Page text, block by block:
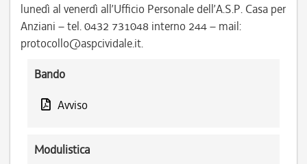
lunedì al venerdì all’Ufficio Personale dell’A.S.P. Casa per
Anziani – tel. 0432 731048 interno 244 – mail:
protocollo@aspcividale.it.
Bando
Avviso
Modulistica